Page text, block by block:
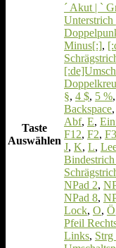
Taste
Auswählen
´ Akut | `
Unterstrich
Minus[:],
§, 4 $, 5 %,
Backspace,
Abf, E,
F12, F2, F3
J, K, L,
NPad 2,
NPad 8,
Lock, O, Ö
Pfeil
Links, Strg